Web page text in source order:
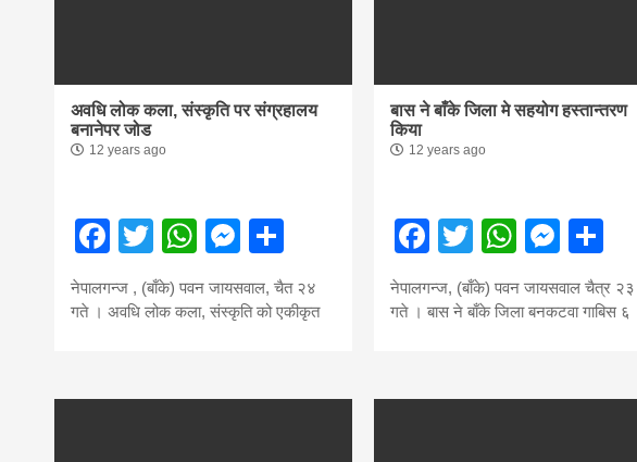
Nepal brings
news in hindi
from
Nepal,madhesh
news,financial
अवधि लोक कला, संस्कृति पर संग्रहालय
बनानेपर जोड
12 years ago
Facebook
TwitterWhatsApp
Messenger
नेपालगन्ज , (बाँके) पवन जायसवाल, चैत २४
गते । अवधि लोक कला, संस्कृति को एकीकृत
बास ने बाँके जिला मे सहयोग हस्तान्तरण
किया
12 years ago
Facebook
Twitter
नेपालगन्ज, (बाँके) पवन जायसवाल चैत्र २३
गते । बास ने बाँके जिला बनकटवा गाबिस ६